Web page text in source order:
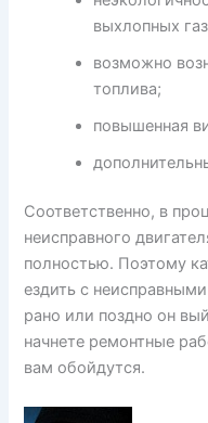
выхлопных
возможно
топлива;
повышенная
Соответственно, в
неисправного
полностью. Поэтому
ездить с
рано или поздно он
начнете ремонтные
вам обойдутся.